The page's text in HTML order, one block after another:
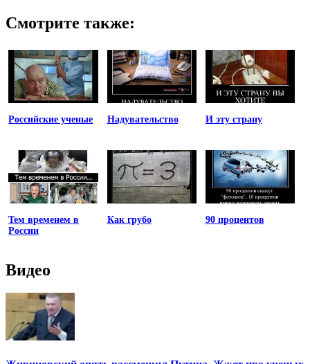
Смотрите также:
Российские ученые Надувательство И эту страну
Тем временем в
России
Как грубо 90 процентов
Видео